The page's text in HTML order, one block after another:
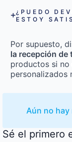
¿PUEDO
ESTOY
Por supuesto,
la recepción de
productos si
personalizados
Aún no hay
Sé el primero